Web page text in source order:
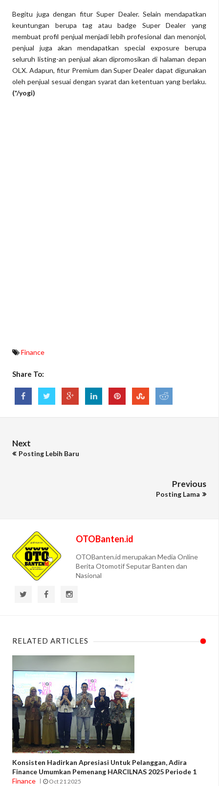
Begitu juga dengan fitur Super Dealer. Selain mendapatkan
keuntungan berupa tag atau badge Super Dealer yang
membuat profil penjual menjadi lebih profesional dan menonjol,
penjual juga akan mendapatkan special exposure berupa
seluruh listing-an penjual akan dipromosikan di halaman depan
OLX. Adapun, fitur Premium dan Super Dealer dapat digunakan
oleh penjual sesuai dengan syarat dan ketentuan yang berlaku.
(*/yogi)
Finance
Share To:
Next
Posting Lebih Baru
Previous
Posting Lama
OTOBanten.id
OTOBanten.id merupakan Media Online
Berita Otomotif Seputar Banten dan
Nasional
RELATED ARTICLES
Konsisten Hadirkan Apresiasi Untuk Pelanggan, Adira
Finance Umumkan Pemenang HARCILNAS 2025 Periode 1
Finance
Oct 21 2025